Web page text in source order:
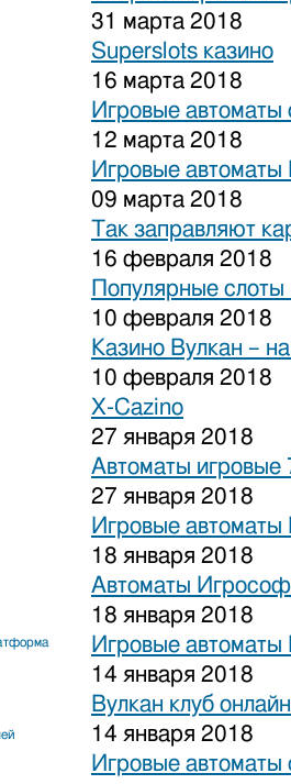
31 марта 2018
Superslots казино
16 марта 2018
Игровые автоматы
12 марта 2018
Игровые автоматы
09 марта 2018
Так заправляют
16 февраля 2018
Популярные слоты
10 февраля 2018
Казино Вулкан –
10 февраля 2018
X-Cazino
27 января 2018
Автоматы игровые
27 января 2018
Игровые автоматы
18 января 2018
Автоматы
18 января 2018
Игровые автоматы
14 января 2018
Вулкан клуб онлайн
14 января 2018
Игровые